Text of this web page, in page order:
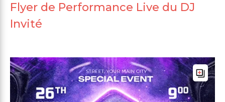
Flyer de Performance Live du DJ
Invité